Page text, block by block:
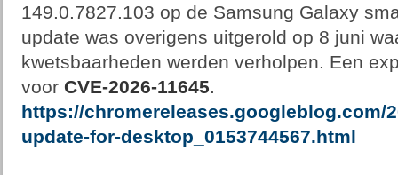
149.0.7827.103 op de Samsung Galaxy
update was overigens uitgerold op 8 juni
kwetsbaarheden werden verholpen. Een
voor CVE-2026-11645.
https://chromereleases.googleblog.com/
update-for-desktop_0153744567.html